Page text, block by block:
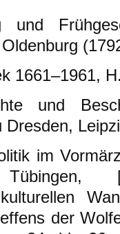
und
1661–1961,
und
im
der